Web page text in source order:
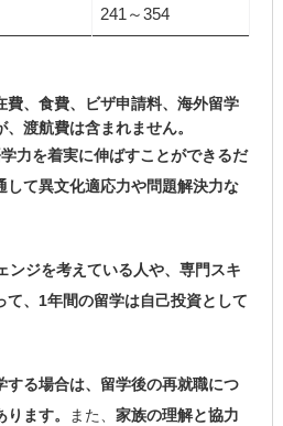
241～354
費、食費、ビザ申請料、海外留学
渡航費は含まれません。
力を着実に伸ばすことができるだ
して異文化適応力や問題解決力な
ンジを考えている人や、専門スキ
て、1年間の留学は自己投資として
する場合は、留学後の再就職につ
ます。
また、 家族の理解と協力